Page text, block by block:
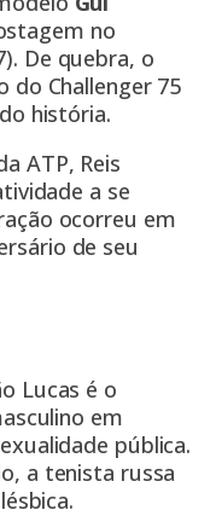
no
De quebra, o
do Challenger 75
história.
ATP, Reis
a se
ocorreu em
de seu
Lucas é o
em
pública.
a tenista russa
.